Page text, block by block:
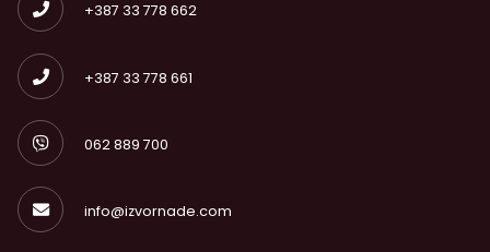
+387 33 778 662
+387 33 778 661
062 889 700
info@izvornade.com